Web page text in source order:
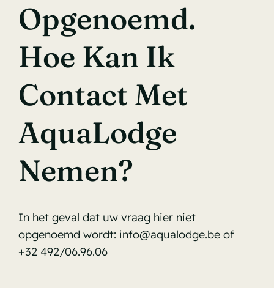
Opgenoemd.
Hoe Kan Ik
Contact Met
AquaLodge
Nemen?
In het geval dat uw vraag hier niet
opgenoemd wordt: info@aqualodge.beof
+32 492/06.96.06